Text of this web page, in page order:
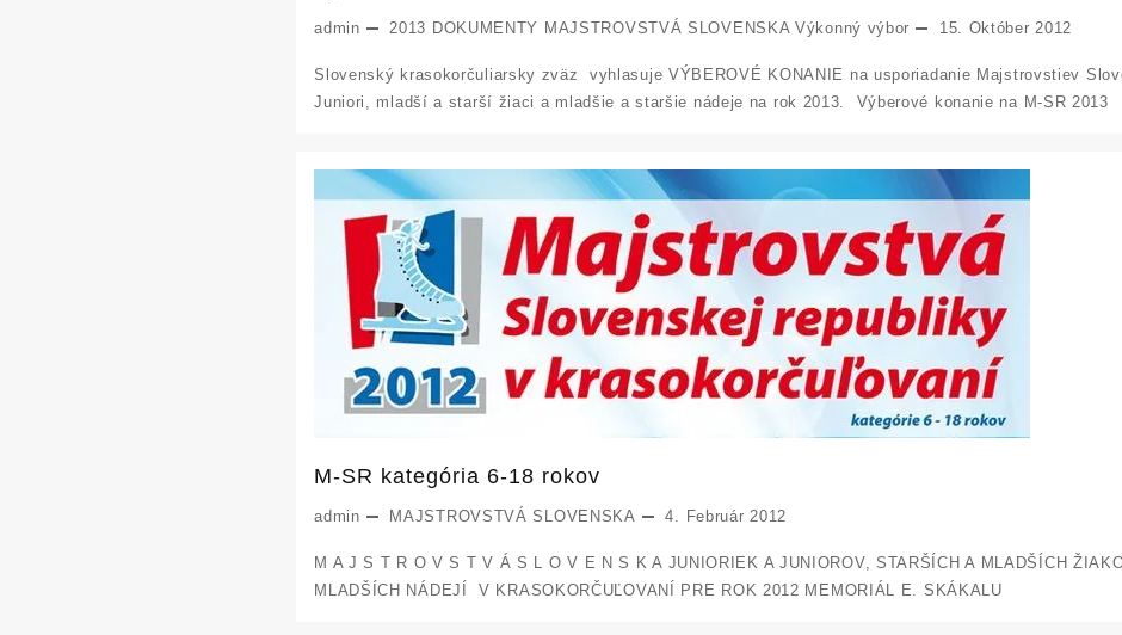
admin 2013 DOKUMENTY MAJSTROVSTVÁ SLOVENSKA Výkonný výbor 15. Október 2012
Slovenský krasokorčuliarsky zväz vyhlasuje VÝBEROVÉ KONANIE na usporiadanie Majstrovstiev
Juniori, mladší a starší žiaci a mladšie a staršie nádeje na rok 2013. Výberové konanie na M-SR 2013
M-SR kategória 6-18 rokov
admin MAJSTROVSTVÁ SLOVENSKA 4. Február 2012
M A J S T R O V S T V Á S L O V E N S K A JUNIORIEK A JUNIOROV, STARŠÍCH A MLADŠÍCH
MLADŠÍCH NÁDEJÍ V KRASOKORČUĽOVANÍ PRE ROK 2012 MEMORIÁL E. SKÁKALU